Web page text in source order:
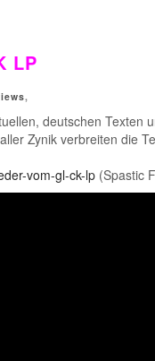
LP
,
deutschen Texten
Zynik verbreiten die
vom-gl-ck-lp (Spastic